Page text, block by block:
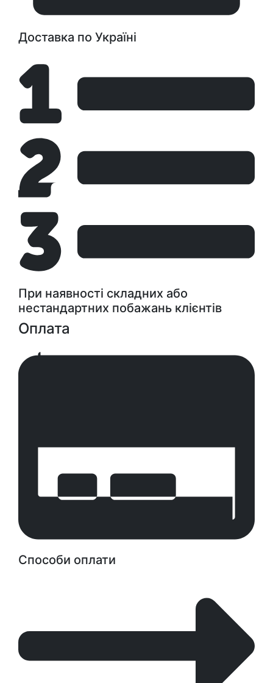
Доставка по Україні
При наявності складних або
нестандартних побажань клієнтів
Оплата
Способи оплати